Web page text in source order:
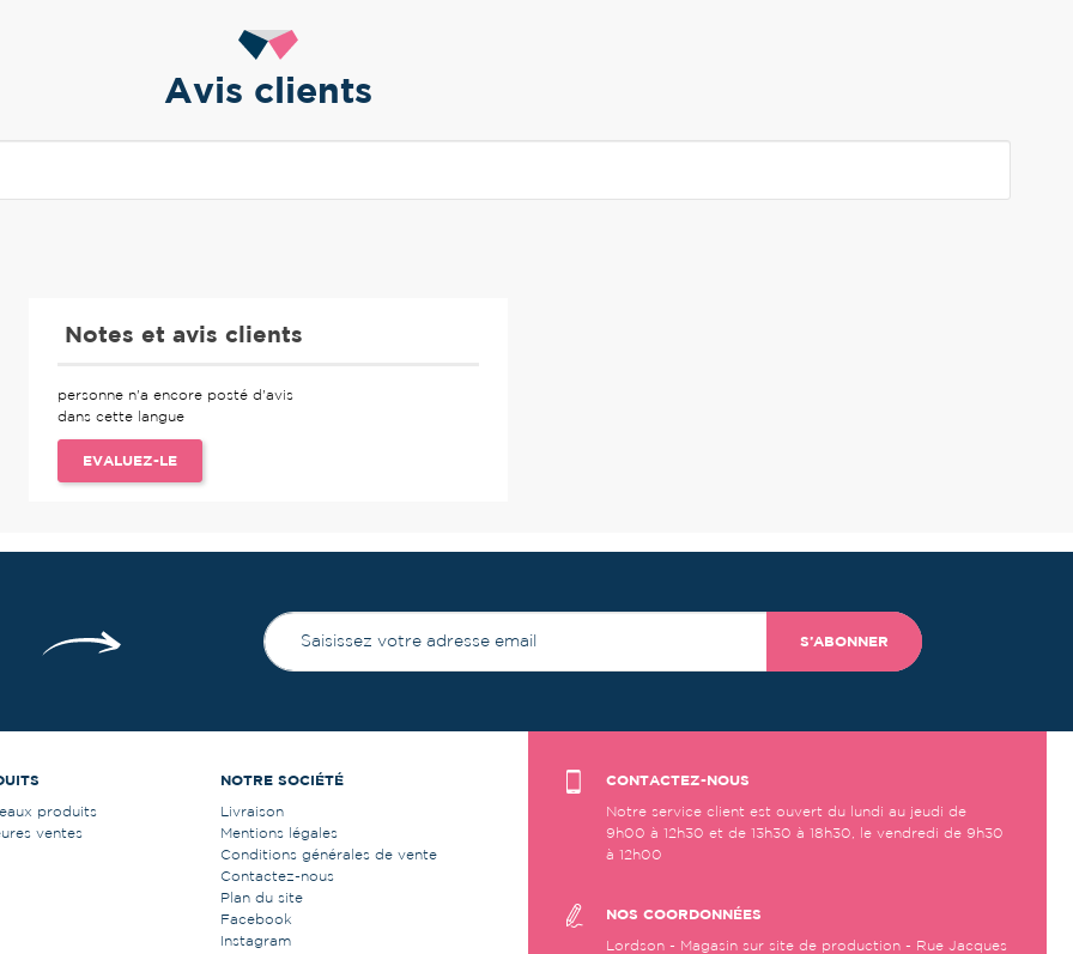
Avis clients
Notes et avis clients
personne n'a encore posté d'avis
dans cette langue
EVALUEZ-LE
S’ABONNER
produits
ventes
NOTRE SOCIÉTÉ
Livraison
Mentions légales
Conditions générales de vente
Contactez-nous
Plan du site
Facebook
Instagram
CONTACTEZ-NOUS
Notre service client est ouvert du lundi au jeudi de
9h00 à 12h30 et de 13h30 à 18h30, le vendredi de 9h30
à 12h00
NOS COORDONNÉES
Lordson - Magasin sur site de production - Rue Jacques